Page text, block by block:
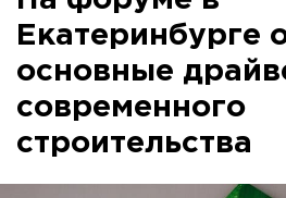
Екатеринбурге
основные
современного
строительства